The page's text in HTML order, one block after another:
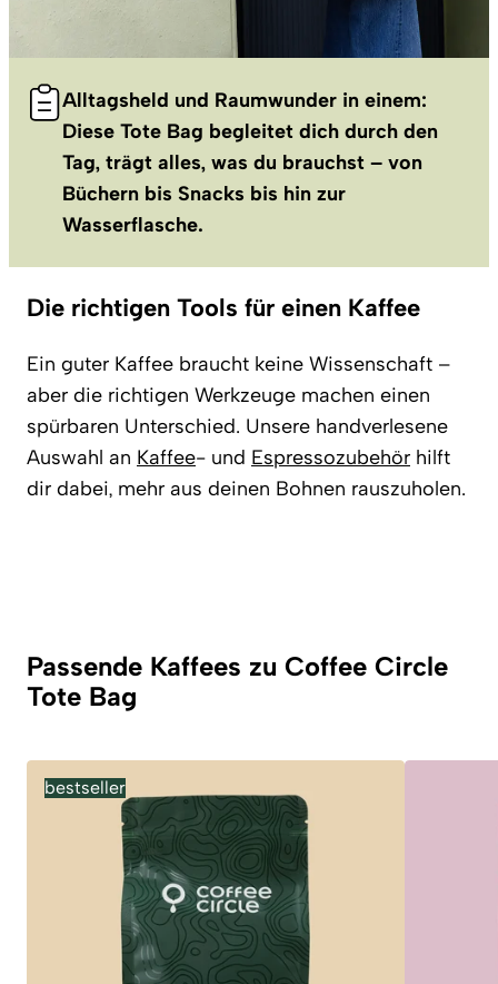
Alltagsheld und Raumwunder in einem:
Diese Tote Bag begleitet dich durch den
Tag, trägt alles, was du brauchst – von
Büchern bis Snacks bis hin zur
Wasserflasche.
Die richtigen Tools für einen Kaffee
Ein guter Kaffee braucht keine Wissenschaft –
aber die richtigen Werkzeuge machen einen
spürbaren Unterschied. Unsere handverlesene
Auswahl an Kaffee- und Espressozubehör hilft
dir dabei, mehr aus deinen Bohnen rauszuholen.
Passende Kaffees zu Coffee Circle
Tote Bag
bestseller